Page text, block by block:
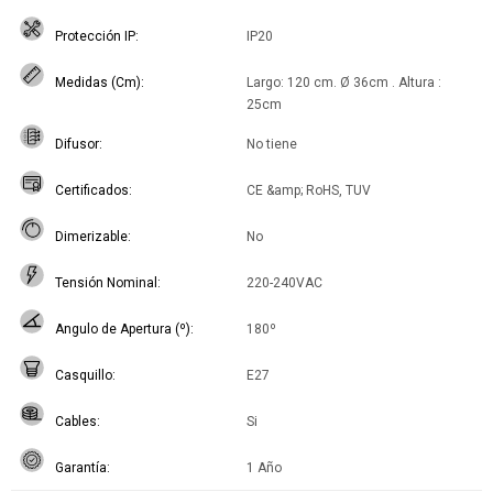
Protección IP IP20
Medidas (Cm)
Largo: 120 cm. Ø 36cm . Altura :
25cm
Difusor No tiene
Certificados CE &amp; RoHS, TUV
Dimerizable No
Tensión Nominal 220-240VAC
Angulo de Apertura (º) 180º
Casquillo E27
Cables Si
Garantía 1 Año